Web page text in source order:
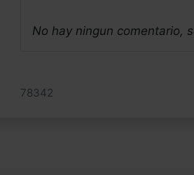
No hay ningun comentario,
78342